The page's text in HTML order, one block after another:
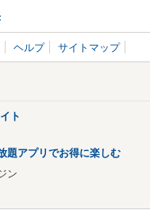
ヘルプ サイトマップ
ト
題アプリでお得に楽しむ
ン